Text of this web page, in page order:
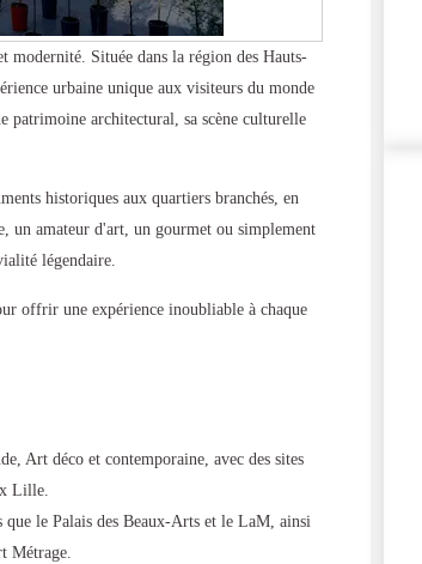
Située dans la région des Hauts-
urbaine unique aux visiteurs du monde
patrimoine architectural, sa scène culturelle
historiques aux quartiers branchés, en
un amateur d'art, un gourmet ou simplement
légendaire.
offrir une expérience inoubliable à chaque
Art déco et contemporaine, avec des sites
Lille.
le Palais des Beaux-Arts et le LaM, ainsi
Métrage.